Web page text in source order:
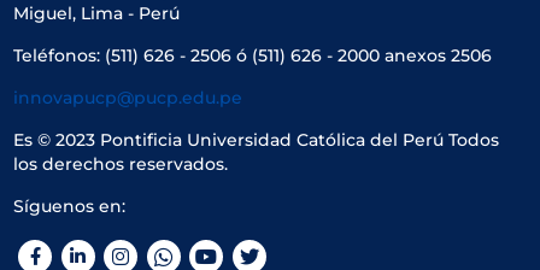
Miguel, Lima - Perú
Teléfonos: (511) 626 - 2506 ó (511) 626 - 2000 anexos 2506
innovapucp@pucp.edu.pe
Es © 2023 Pontificia Universidad Católica del Perú Todos
los derechos reservados.
Síguenos en: